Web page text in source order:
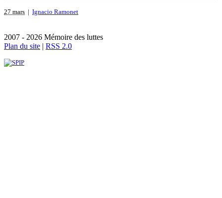
27 mars | Ignacio Ramonet
2007 - 2026 Mémoire des luttes
Plan du site | RSS 2.0